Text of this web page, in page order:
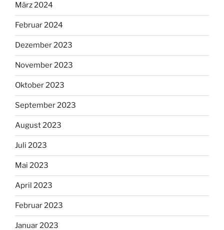
März 2024
Februar 2024
Dezember 2023
November 2023
Oktober 2023
September 2023
August 2023
Juli 2023
Mai 2023
April 2023
Februar 2023
Januar 2023